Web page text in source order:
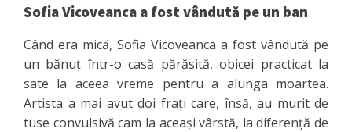
Sofia Vicoveanca a fost vândută pe un ban
Când era mică, Sofia Vicoveanca a fost vândută pe
un bănuț într-o casă părăsită, obicei practicat la
sate la aceea vreme pentru a alunga moartea.
Artista a mai avut doi frați care, însă, au murit de
tuse convulsivă cam la aceași vârstă, la diferență de